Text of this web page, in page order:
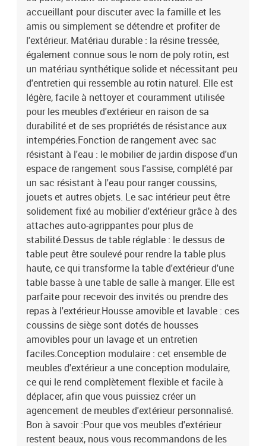
noirMatériau : résine tressée, acier enduit de poudreDimensions :
55 x 62 x 69 cm (l x P x H)Dimension du siège : 55 x 55 cm (l x
P)Hauteur du siège à partir du sol (sans coussin) : 37 cmTable
:Couleur : noirMatériau : résine tressée, acier enduit de poudre,
bois d'acacia massif avec finition à l'huileDimensions : 100 x 55 x
44/73 cm (L x l x H)Coussin :Couleur : blanc crèmeMatériau de la
couverture : tissu (100 % polyester)Matériau de remplissage du
coussin de siège : mousseMatériau de remplissage du coussin de
dossier : fibre de cotonDimensions du coussin de siège : 55 x 55 x
3 cm (l x P x é)Dimensions du coussin de dossier : 55 x 45 x 13 cm
(L x l x é)La livraison contient :1 x table de jardin4 x siège d'angle
avec fonction de rangement et sac résistant à l'eau1 x siège central
incluant une fonction de rangement avec un sac résistant à l'eau5
x coussin de dossier5 x coussin de siège avec housse amovible et
lavable
accueillant pour discuter avec la famille et les
amis ou simplement se détendre et profiter de
l'extérieur. Matériau durable : la résine tressée,
également connue sous le nom de poly rotin, est
un matériau synthétique solide et nécessitant peu
d'entretien qui ressemble au rotin naturel. Elle est
légère, facile à nettoyer et couramment utilisée
pour les meubles d'extérieur en raison de sa
durabilité et de ses propriétés de résistance aux
intempéries.Fonction de rangement avec sac
résistant à l'eau : le mobilier de jardin dispose d'un
espace de rangement sous l'assise, complété par
un sac résistant à l'eau pour ranger coussins,
jouets et autres objets. Le sac intérieur peut être
solidement fixé au mobilier d'extérieur grâce à des
attaches auto-agrippantes pour plus de
stabilité.Dessus de table réglable : le dessus de
table peut être soulevé pour rendre la table plus
haute, ce qui transforme la table d'extérieur d'une
table basse à une table de salle à manger. Elle est
parfaite pour recevoir des invités ou prendre des
repas à l'extérieur.Housse amovible et lavable : ces
coussins de siège sont dotés de housses
amovibles pour un lavage et un entretien
faciles.Conception modulaire : cet ensemble de
meubles d'extérieur a une conception modulaire,
ce qui le rend complètement flexible et facile à
déplacer, afin que vous puissiez créer un
agencement de meubles d'extérieur personnalisé.
Bon à savoir :Pour que vos meubles d'extérieur
restent beaux, nous vous recommandons de les